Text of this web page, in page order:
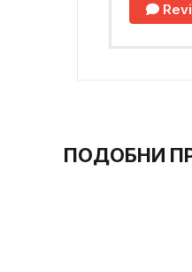
ПОДОБНИ